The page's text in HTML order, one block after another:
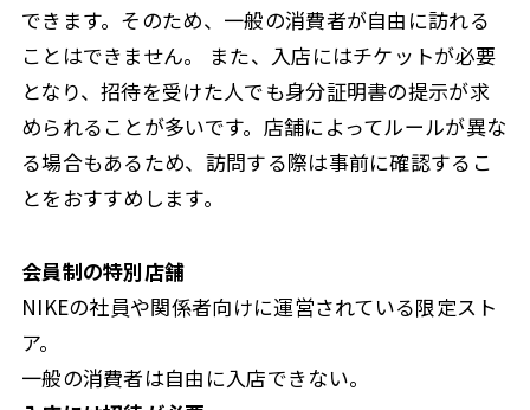
できます。そのため、一般の消費者が自由に訪れる
ことはできません。 また、入店にはチケットが必要
となり、招待を受けた人でも身分証明書の提示が求
められることが多いです。店舗によってルールが異な
る場合もあるため、訪問する際は事前に確認するこ
とをおすすめします。
会員制の特別店舗
NIKEの社員や関係者向けに運営されている限定スト
ア。
一般の消費者は自由に入店できない。